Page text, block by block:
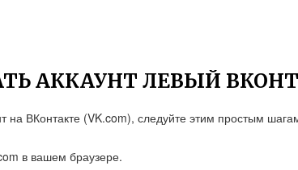
АККАУНТ ЛЕВЫЙ
на ВКонтакте (VK.com), следуйте этим простым
в вашем браузере.